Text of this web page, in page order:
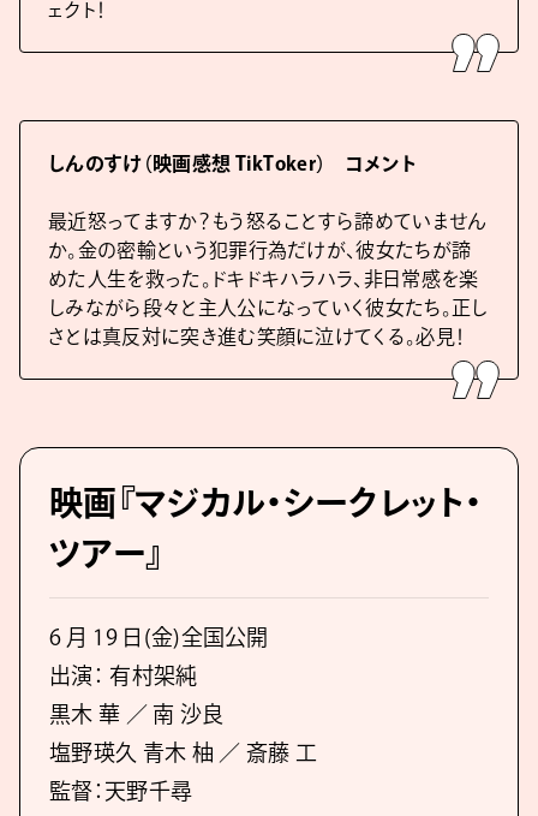
ェクト！
しんのすけ（映画感想 TikToker） コメント
最近怒ってますか？もう怒ることすら諦めていません
か。金の密輸という犯罪行為だけが、彼女たちが諦
めた人生を救った。ドキドキハラハラ、非日常感を楽
しみながら段々と主人公になっていく彼女たち。正し
さとは真反対に突き進む笑顔に泣けてくる。必見！
映画『マジカル・シークレット・
ツアー』
6 月 19 日(金)全国公開
出演： 有村架純
黒木 華 ／ 南 沙良
塩野瑛久 青木 柚 ／ 斎藤 工
監督：天野千尋